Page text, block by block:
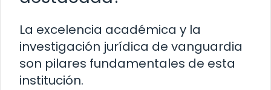
La excelencia académica y la
investigación jurídica de vanguardia
son pilares fundamentales de esta
institución.